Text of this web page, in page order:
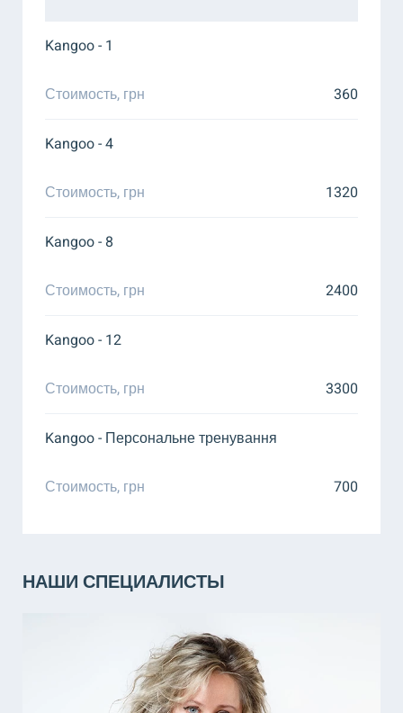
Kangoo - 1
Стоимость, грн 360
Kangoo - 4
Стоимость, грн 1320
Kangoo - 8
Стоимость, грн 2400
Kangoo - 12
Стоимость, грн 3300
Kangoo - Персональне тренування
Стоимость, грн 700
НАШИ СПЕЦИАЛИСТЫ